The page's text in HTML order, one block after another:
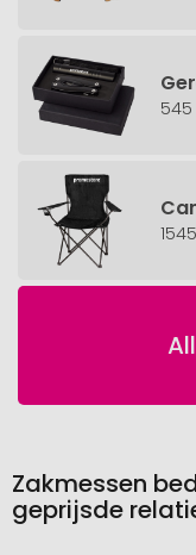
545
Zakmessen
geprijsde